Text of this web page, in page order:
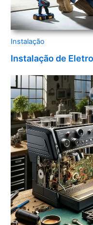
Instalação
Instalação de